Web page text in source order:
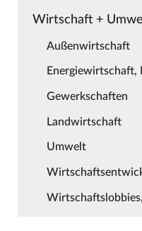
Wirtschaft +
Außenwirtschaft
Energiewirtschaft,
Gewerkschaften
Landwirtschaft
Umwelt